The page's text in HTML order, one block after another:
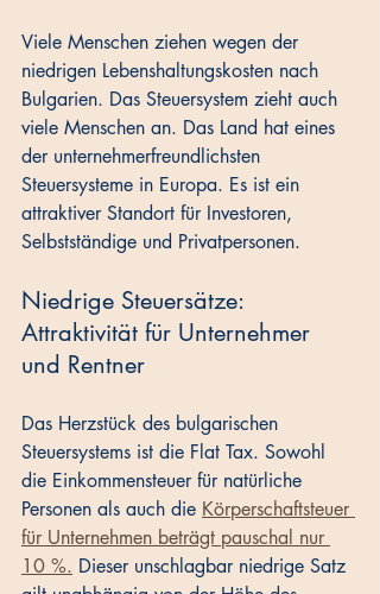
Viele Menschen ziehen wegen der
niedrigen Lebenshaltungskosten nach
Bulgarien. Das Steuersystem zieht auch
viele Menschen an. Das Land hat eines
der unternehmerfreundlichsten
Steuersysteme in Europa. Es ist ein
attraktiver Standort für Investoren,
Selbstständige und Privatpersonen.
Niedrige Steuersätze:
Attraktivität für Unternehmer
und Rentner
Das Herzstück des bulgarischen
Steuersystems ist die Flat Tax. Sowohl
die Einkommensteuer für natürliche
Personen als auch die Körperschaftsteuer
für Unternehmen beträgt pauschal nur
10 %. Dieser unschlagbar niedrige Satz